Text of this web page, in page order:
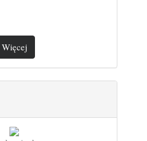
Więcej